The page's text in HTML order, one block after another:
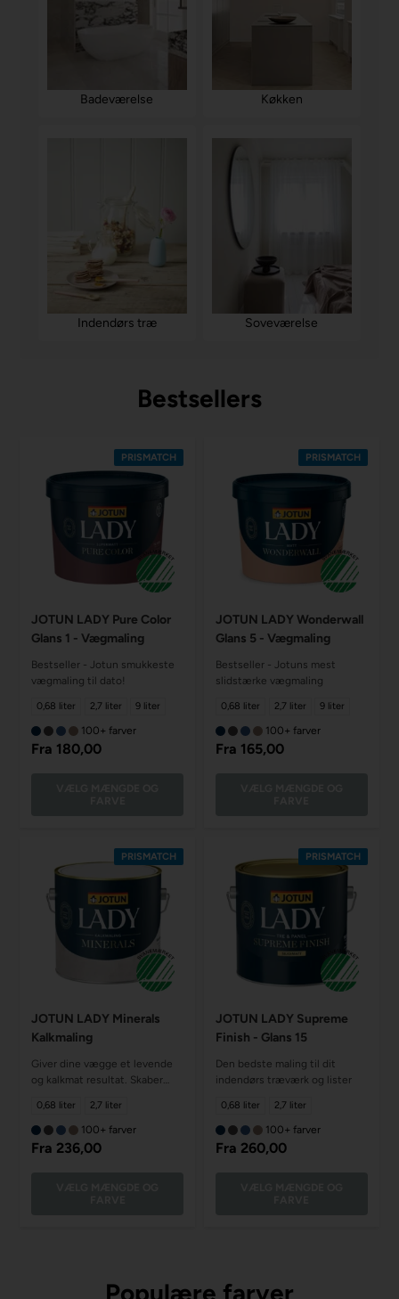
Badeværelse Køkken
Indendørs træ Soveværelse
Bestsellers
PRISMATCH
JOTUN LADY Pure Color
Glans 1 - Vægmaling
Bestseller - Jotun smukkeste
vægmaling til dato!
0,68 liter 2,7 liter 9 liter
100+ farver
Fra 180,00
PRISMATCH
JOTUN LADY Wonderwall
Glans 5 - Vægmaling
Bestseller - Jotuns mest
slidstærke vægmaling
0,68 liter 2,7 liter 9 liter
100+ farver
Fra 165,00
PRISMATCH
JOTUN LADY Minerals
Kalkmaling
Giver dine vægge et levende
og kalkmat resultat. Skaber
finish
0,68 liter 2,7 liter
100+ farver
Fra 236,00
PRISMATCH
JOTUN LADY Supreme
Finish - Glans 15
Den bedste maling til dit
indendørs træværk og lister
0,68 liter 2,7 liter
100+ farver
Fra 260,00